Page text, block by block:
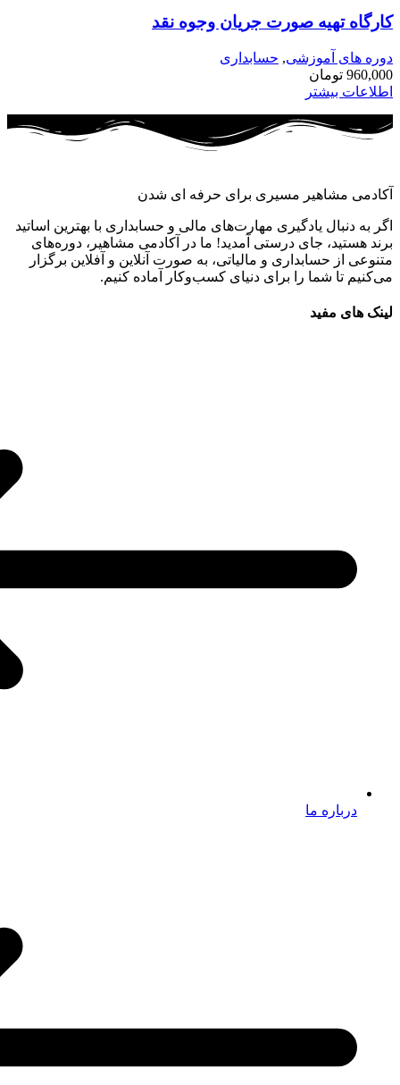
کارگاه تهیه صورت جریان وجوه نقد
دوره های آموزشی, حسابداری
960,000 تومان
اطلاعات بیشتر
آکادمی مشاهیر مسیری برای حرفه ای شدن
اگر به دنبال یادگیری مهارت‌های مالی و حسابداری با بهترین اساتید
برند هستید، جای درستی آمدید! ما در آکادمی مشاهیر، دوره‌های
متنوعی از حسابداری و مالیاتی، به صورت آنلاین و آفلاین برگزار
می‌کنیم تا شما را برای دنیای کسب‌وکار آماده کنیم.
لینک های مفید
درباره ما